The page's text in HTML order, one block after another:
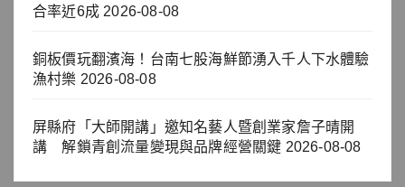
合率近6成 2026-08-08
銅板價玩翻濱海！台南七股海鮮節湧入千人下水體驗
漁村樂 2026-08-08
屏縣府「大師開講」邀知名藝人暨創業家詹子晴開
講 解鎖青創流量變現與品牌經營關鍵 2026-08-08